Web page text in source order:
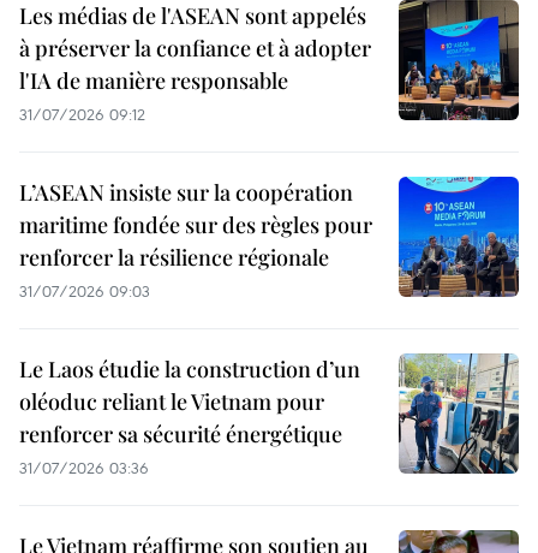
Les médias de l'ASEAN sont appelés
à préserver la confiance et à adopter
l'IA de manière responsable
31/07/2026 09:12
L’ASEAN insiste sur la coopération
maritime fondée sur des règles pour
renforcer la résilience régionale
31/07/2026 09:03
Le Laos étudie la construction d’un
oléoduc reliant le Vietnam pour
renforcer sa sécurité énergétique
31/07/2026 03:36
Le Vietnam réaffirme son soutien au